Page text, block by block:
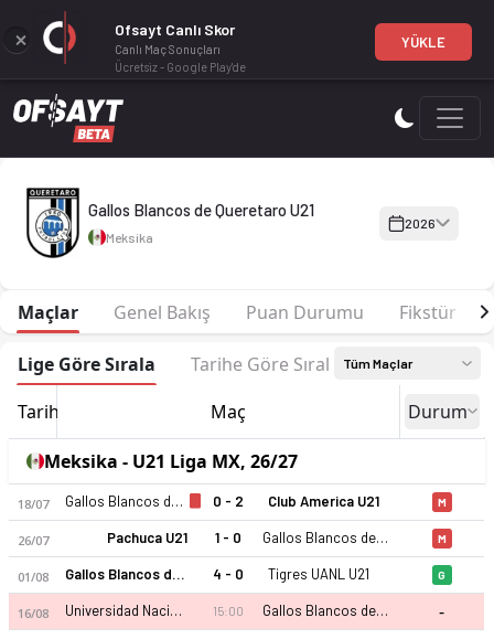
Gallos Blancos de Queretaro U21 2026 sezonu | U21 Liga
Gallos Blancos de Queretaro U21
Meksika
2026
Maçlar Genel Bakış Puan Durumu Fikstür
Lige Göre Sırala Tarihe Göre Sırala Tüm Maçlar
Tarih Maç Durum
Meksika - U21 Liga MX, 26/27
18/07 Gallos Blancos de Queretaro U21 0 - 2 Club America U21 M
26/07 Pachuca U21 1 - 0 Gallos Blancos de Queretaro U21 M
01/08 Gallos Blancos de Queretaro U21 4 - 0 Tigres UANL U21 G
16/08 Universidad Nacional U21 15:00 Gallos Blancos de Queretaro U21 -
Ofsayt Canlı Skor
Canlı Maç Sonuçları
Ücretsiz - Google Play'de
YÜKLE